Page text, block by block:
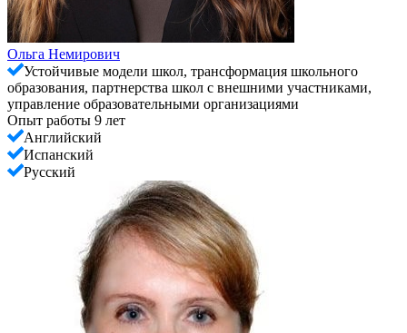
Ольга Немирович
Устойчивые модели школ, трансформация школьного
образования, партнерства школ с внешними участниками,
управление образовательными организациями
Опыт работы 9 лет
Английский
Испанский
Русский